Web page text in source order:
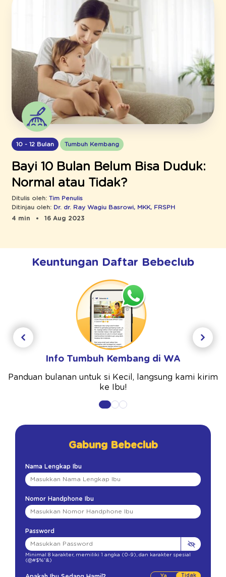
10 - 12 Bulan Tumbuh Kembang
Bayi 10 Bulan Belum Bisa Duduk:
Normal atau Tidak?
Ditulis oleh: Tim Penulis
Ditinjau oleh: Dr. dr. Ray Wagiu Basrowi, MKK, FRSPH
4 min
16 Aug 2023
Keuntungan Daftar Bebeclub
Info Tumbuh Kembang di WA
Panduan bulanan untuk si Kecil, langsung kami kirim
ke Ibu!
Gabung Bebeclub
Nama Lengkap Ibu
Nomor Handphone Ibu
Password
Minimal 8 karakter, memiliki 1 angka (0-9) , dan karakter spesial
(@#$%^&)
Tidak